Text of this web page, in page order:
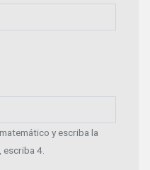
y escriba la
4.